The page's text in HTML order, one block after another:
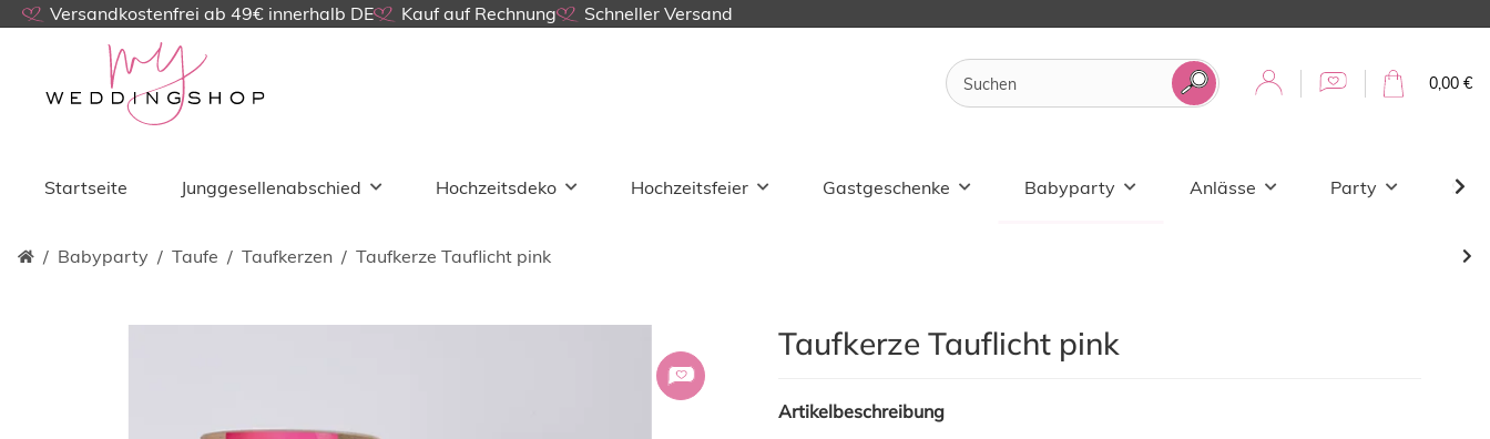
Versandkostenfrei ab 49€ innerhalb DE Kauf auf Rechnung Schneller Versand
0,00 €
Startseite Junggesellenabschied Hochzeitsdeko Hochzeitsfeier Gastgeschenke Babyparty Anlässe Party Sale
Babyparty Taufe Taufkerzen Taufkerze Tauflicht pink
Taufkerze Tauflicht pink
Artikelbeschreibung